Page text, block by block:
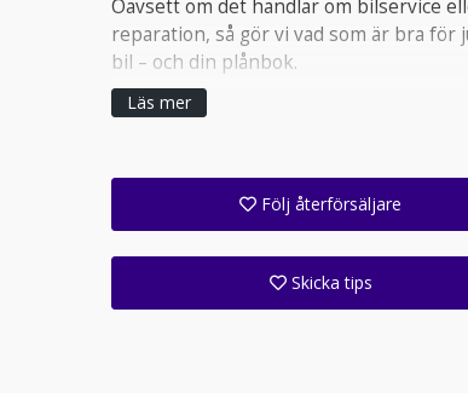
Oavsett om det handlar om bilservice
reparation, så gör vi vad som är bra för
bil – och din plånbok.
Läs mer
Följ återförsäljare
Skicka tips